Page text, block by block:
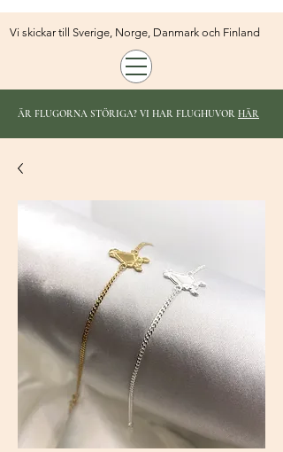
Vi skickar till Sverige, Norge, Danmark och Finland
ÄR FLUGORNA STÖRIGA? VI HAR FLUGHUVOR HÄR